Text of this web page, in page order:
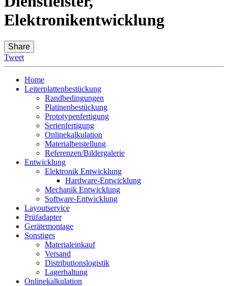
Elektronikentwicklung
Share
Tweet
Home
Leiterplattenbestückung
Randbedingungen
Platinenbestückung
Prototypenfertigung
Serienfertigung
Onlinekalkulation
Materialbeistellung
Referenzen/Bildergalerie
Entwicklung
Elektronik Entwicklung
Hardware-Entwicklung
Mechanik Entwicklung
Software-Entwicklung
Layoutservice
Prüfadapter
Gerätemontage
Sonstiges
Materialeinkauf
Versand
Distributionslogistik
Lagerhaltung
Onlinekalkulation